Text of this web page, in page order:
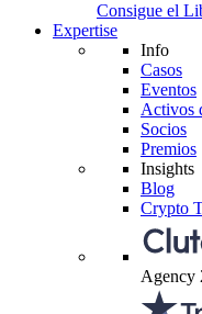
Consigue el
Expertise
Info
Casos
Eventos
Activos
Socios
Premios
Insights
Blog
Crypto
Agency